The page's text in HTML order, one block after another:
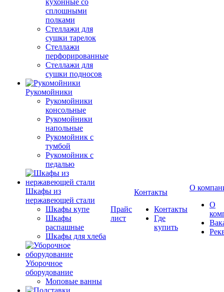
кухонные со
сплошными
полками
Стеллажи для
сушки тарелок
Стеллажи
перфорированные
Стеллажи для
сушки подносов
Рукомойники
Рукомойники
консольные
Рукомойники
напольные
Рукомойник с
тумбой
Рукомойник с
педалью
Шкафы из
нержавеющей стали
Шкафы купе
Шкафы
распашные
Шкафы для хлеба
Уборочное
оборудование
Моповые ванны
Прайс
лист
Контакты
Контакты
Где
купить
О
О